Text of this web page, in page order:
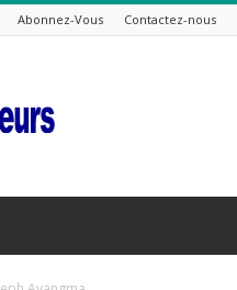
Abonnez-Vous Contactez-nous